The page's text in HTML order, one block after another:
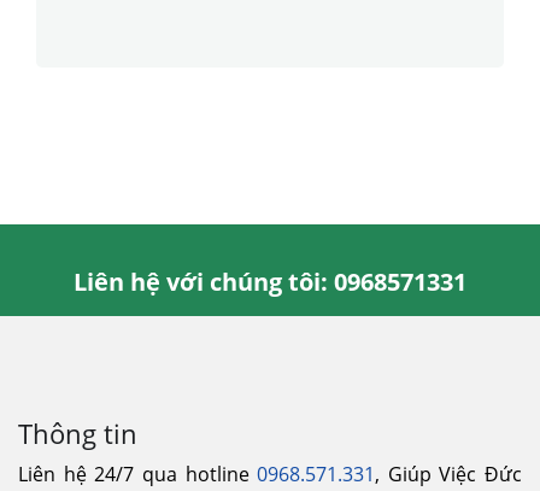
Liên hệ với chúng tôi: 0968571331
Thông tin
Liên hệ 24/7 qua hotline0968.571.331, Giúp Việc Đức